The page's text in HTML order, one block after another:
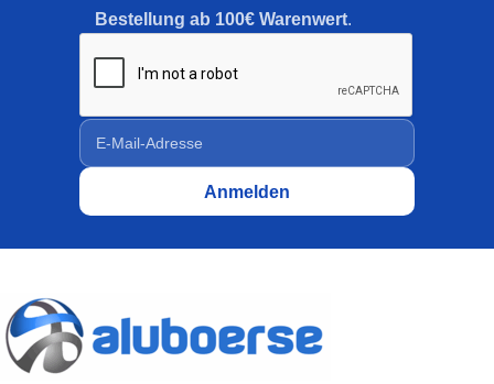
Bestellung ab 100€ Warenwert.